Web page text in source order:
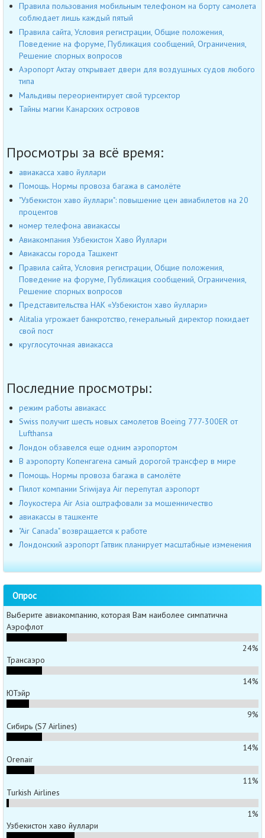
Правила пользования мобильным телефоном на борту самолета
соблюдает лишь каждый пятый
Правила сайта, Условия регистрации, Общие положения,
Поведение на форуме, Публикация сообщений, Ограничения,
Решение спорных вопросов
Аэропорт Актау открывает двери для воздушных судов любого
типа
Мальдивы переориентирует свой турсектор
Тайны магии Канарских островов
Просмотры за всё время:
авиакасса хаво йуллари
Помощь. Нормы провоза багажа в самолёте
"Узбекистон хаво йуллари": повышение цен авиабилетов на 20
процентов
номер телефона авиакассы
Авиакомпания Узбекистон Хаво Йуллари
Авиакассы города Ташкент
Правила сайта, Условия регистрации, Общие положения,
Поведение на форуме, Публикация сообщений, Ограничения,
Решение спорных вопросов
Представительства НАК «Узбекистон хаво йуллари»
Alitalia угрожает банкротство, генеральный директор покидает
свой пост
круглосуточная авиакасса
Последние просмотры:
режим работы авиакасс
Swiss получит шесть новых самолетов Boeing 777-300ER от
Lufthansa
Лондон обзавелся еще одним аэропортом
В аэропорту Копенгагена самый дорогой трансфер в мире
Помощь. Нормы провоза багажа в самолёте
Пилот компании Sriwijaya Air перепутал аэропорт
Лоукостера Air Asia оштрафовали за мошенничество
авиакассы в ташкенте
"Air Canada" возвращается к работе
Лондонский аэропорт Гатвик планирует масштабные изменения
Опрос
Выберите авиакомпанию, которая Вам наиболее симпатична
Аэрофлот
24%
Трансаэро
14%
ЮТэйр
9%
Сибирь (S7 Airlines)
14%
Orenair
11%
Turkish Airlines
1%
Узбекистон хаво йуллари